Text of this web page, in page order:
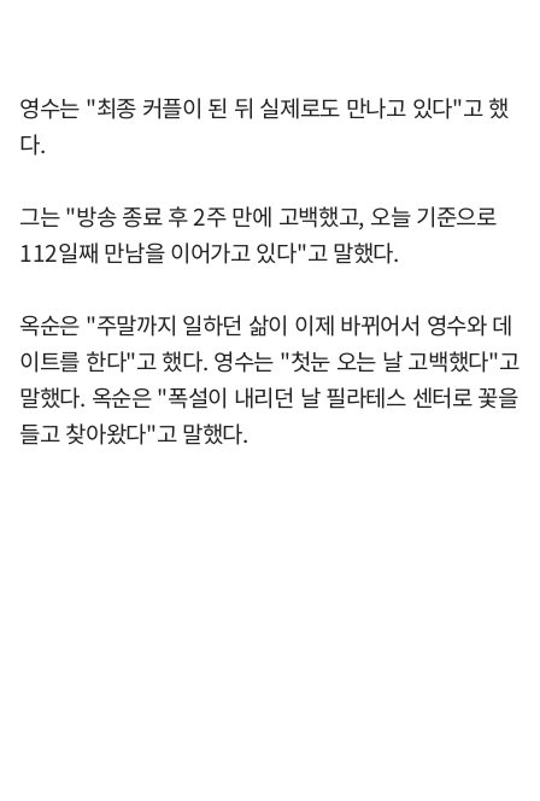
영수는 "최종 커플이 된 뒤 실제로도 만나고 있다"고 했
다.
그는 "방송 종료 후 2주 만에 고백했고, 오늘 기준으로
112일째 만남을 이어가고 있다"고 말했다.
옥순은 "주말까지 일하던 삶이 이제 바뀌어서 영수와 데
이트를 한다"고 했다. 영수는 "첫눈 오는 날 고백했다"고
말했다. 옥순은 "폭설이 내리던 날 필라테스 센터로 꽃을
들고 찾아왔다"고 말했다.